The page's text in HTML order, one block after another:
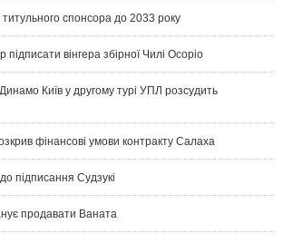
титульного спонсора до 2033 року
підписати вінгера збірної Чилі Осоріо
Київ у другому турі УПЛ розсудить
фінансові умови контракту Салаха
підписання Судзукі
продавати Ваната